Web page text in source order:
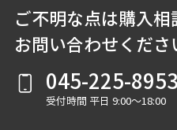
ご不明な点は購入
お問い合わせくださ
045-225-8953
受付時間 平日 9:00～18:00